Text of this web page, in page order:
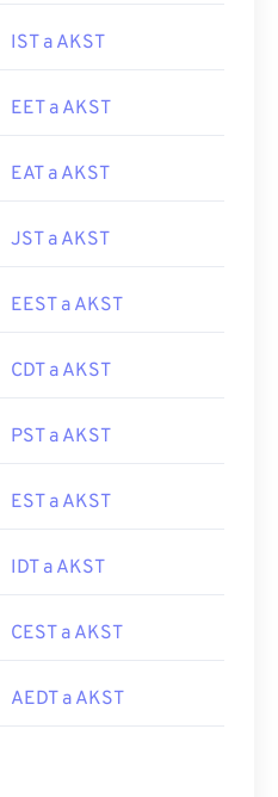
IST a AKST
EET a AKST
EAT a AKST
JST a AKST
EEST a AKST
CDT a AKST
PST a AKST
EST a AKST
IDT a AKST
CEST a AKST
AEDT a AKST